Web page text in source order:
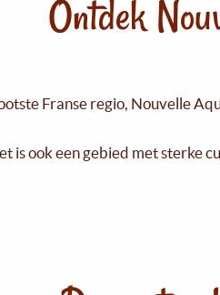
Ontdek
Franse regio, Nouvelle
is ook een gebied met sterke